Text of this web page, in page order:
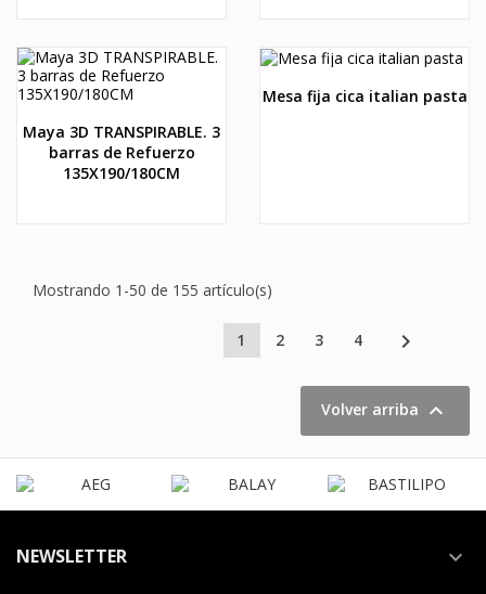
Maya 3D TRANSPIRABLE. 3
barras de Refuerzo
135X190/180CM
Mesa fija cica italian pasta
Mostrando 1-50 de 155 artículo(s)
1 2 3 4 
Volver arriba 
NEWSLETTER 